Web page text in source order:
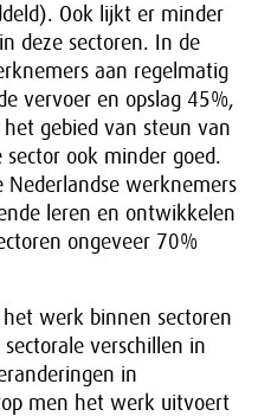
Ook lijkt er minder
deze sectoren. In de
aan regelmatig
vervoer en opslag 45%,
gebied van steun van
sector ook minder goed.
werknemers
leren en ontwikkelen
ongeveer 70%
werk binnen sectoren
verschillen in
in
men het werk uitvoert